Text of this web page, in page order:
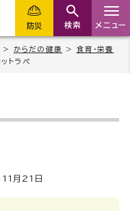
防災 検索 メニュー
> からだの健康 > 食育・栄養
トラぺ
11 月 21 日